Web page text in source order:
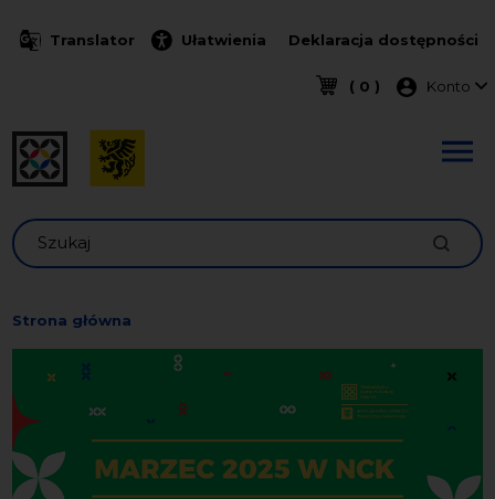
Translator Ułatwienia Deklaracja dostępności
( 0 ) Menu
Konto
Szukaj
Strona główna